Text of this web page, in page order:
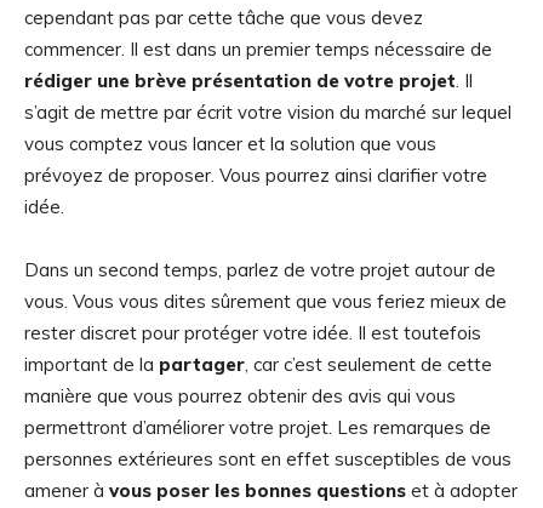
cependant pas par cette tâche que vous devez
commencer. Il est dans un premier temps nécessaire de
rédiger une brève présentation de votre projet. Il
s’agit de mettre par écrit votre vision du marché sur lequel
vous comptez vous lancer et la solution que vous
prévoyez de proposer. Vous pourrez ainsi clarifier votre
idée.
Dans un second temps, parlez de votre projet autour de
vous. Vous vous dites sûrement que vous feriez mieux de
rester discret pour protéger votre idée. Il est toutefois
important de la partager, car c’est seulement de cette
manière que vous pourrez obtenir des avis qui vous
permettront d’améliorer votre projet. Les remarques de
personnes extérieures sont en effet susceptibles de vous
amener à vous poser les bonnes questions et à adopter